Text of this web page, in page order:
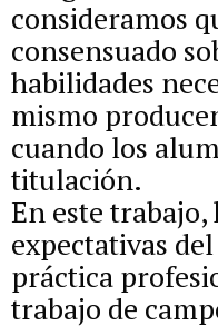
consideramos
consensuado
habilidades
mismo
cuando los
titulación.
En este
expectativas
práctica
trabajo de